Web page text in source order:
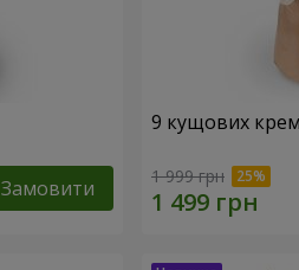
Замовити
9 кущових
1 999 грн